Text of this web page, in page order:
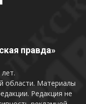
правда»
области. Материалы
Редакция не